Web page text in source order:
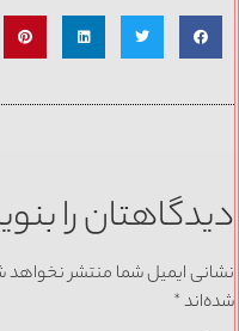
دیدگاهتان را
نشانی ایمیل شما منتشر نخواهد
شده‌اند*